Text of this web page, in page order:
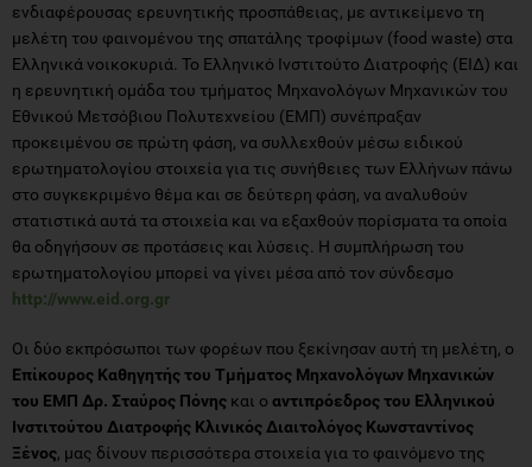
ενδιαφέρουσας ερευνητικής προσπάθειας, με αντικείμενο τη
μελέτη του φαινομένου της σπατάλης τροφίμων (food waste) στα
Ελληνικά νοικοκυριά. Το Ελληνικό Ινστιτούτο Διατροφής (ΕΙΔ) και
η ερευνητική ομάδα του τμήματος Μηχανολόγων Μηχανικών του
Εθνικού Μετσόβιου Πολυτεχνείου (ΕΜΠ) συνέπραξαν
προκειμένου σε πρώτη φάση, να συλλεχθούν μέσω ειδικού
ερωτηματολογίου στοιχεία για τις συνήθειες των Ελλήνων πάνω
στο συγκεκριμένο θέμα και σε δεύτερη φάση, να αναλυθούν
στατιστικά αυτά τα στοιχεία και να εξαχθούν πορίσματα τα οποία
θα οδηγήσουν σε προτάσεις και λύσεις. Η συμπλήρωση του
ερωτηματολογίου μπορεί να γίνει μέσα από τον σύνδεσμο
http://www.eid.org.gr
Οι δύο εκπρόσωποι των φορέων που ξεκίνησαν αυτή τη μελέτη, ο
Επίκουρος Καθηγητής του Τμήματος Μηχανολόγων Μηχανικών
του ΕΜΠ Δρ. Σταύρος Πόνης και ο αντιπρόεδρος του Ελληνικού
Ινστιτούτου Διατροφής Κλινικός Διαιτολόγος Κωνσταντίνος
Ξένος, μας δίνουν περισσότερα στοιχεία για το φαινόμενο της